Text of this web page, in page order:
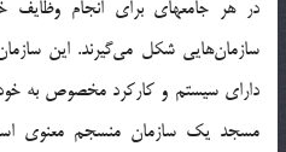
در هر جامعه‏اى براى انجام
سازمان‌هايي شكل مي‌گيرند. اين
داراى سيستم و كاركرد مخصوص به
مسجد يك سازمان منسجم معنوى